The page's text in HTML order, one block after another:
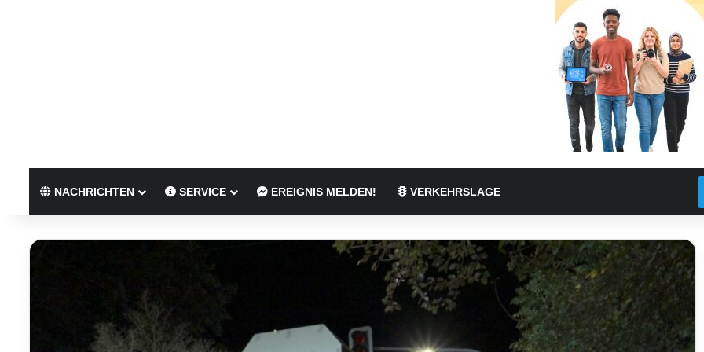
NACHRICHTEN SERVICE EREIGNIS MELDEN! VERKEHRSLAGE